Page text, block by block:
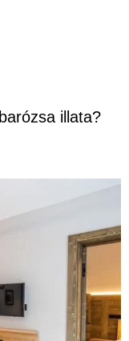
illata?